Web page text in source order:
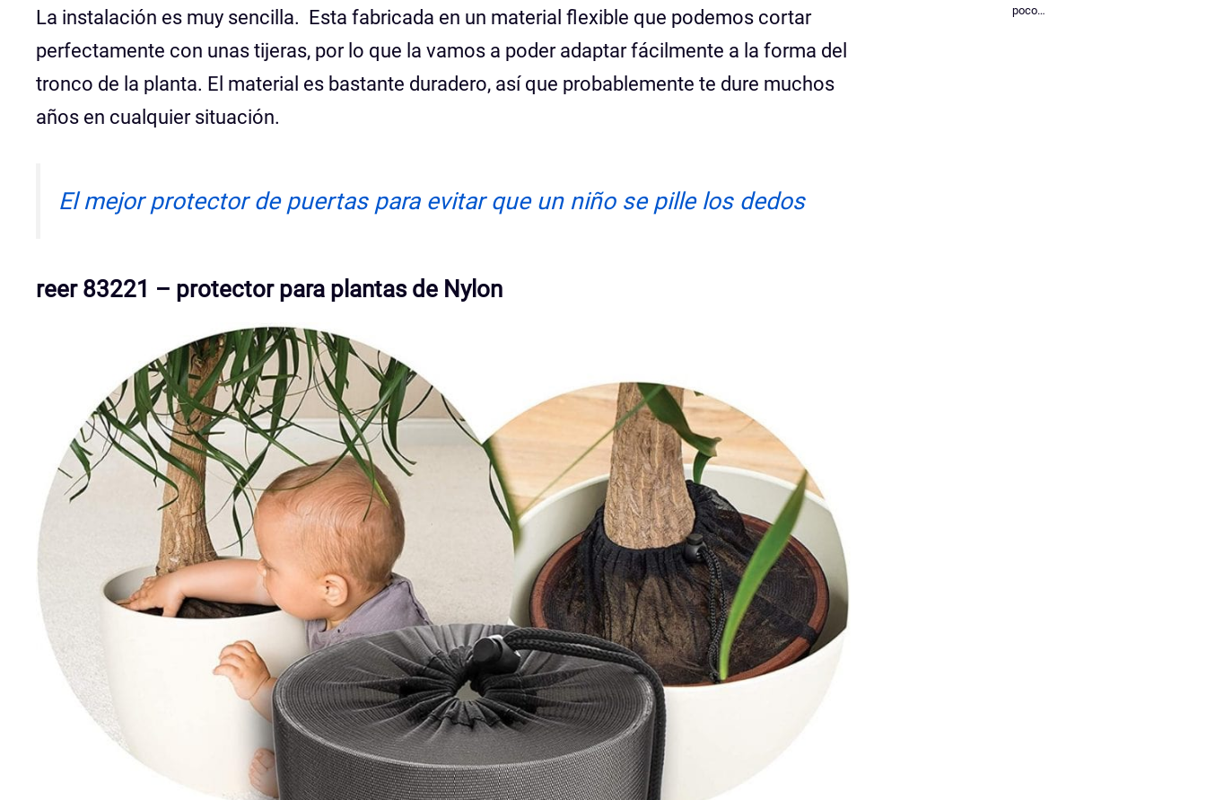
La instalación es muy sencilla. Esta fabricada en un material flexible que podemos cortar
perfectamente con unas tijeras, por lo que la vamos a poder adaptar fácilmente a la forma del
tronco de la planta. El material es bastante duradero, así que probablemente te dure muchos
años en cualquier situación.
El mejor protector de puertas para evitar que un niño se pille los dedos
reer 83221 – protector para plantas de Nylon
poco…